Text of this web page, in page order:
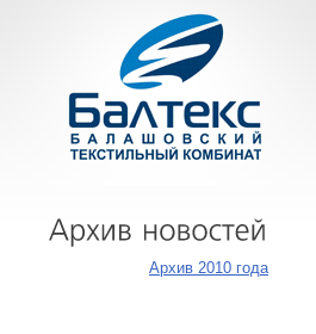
Архив 2010 года